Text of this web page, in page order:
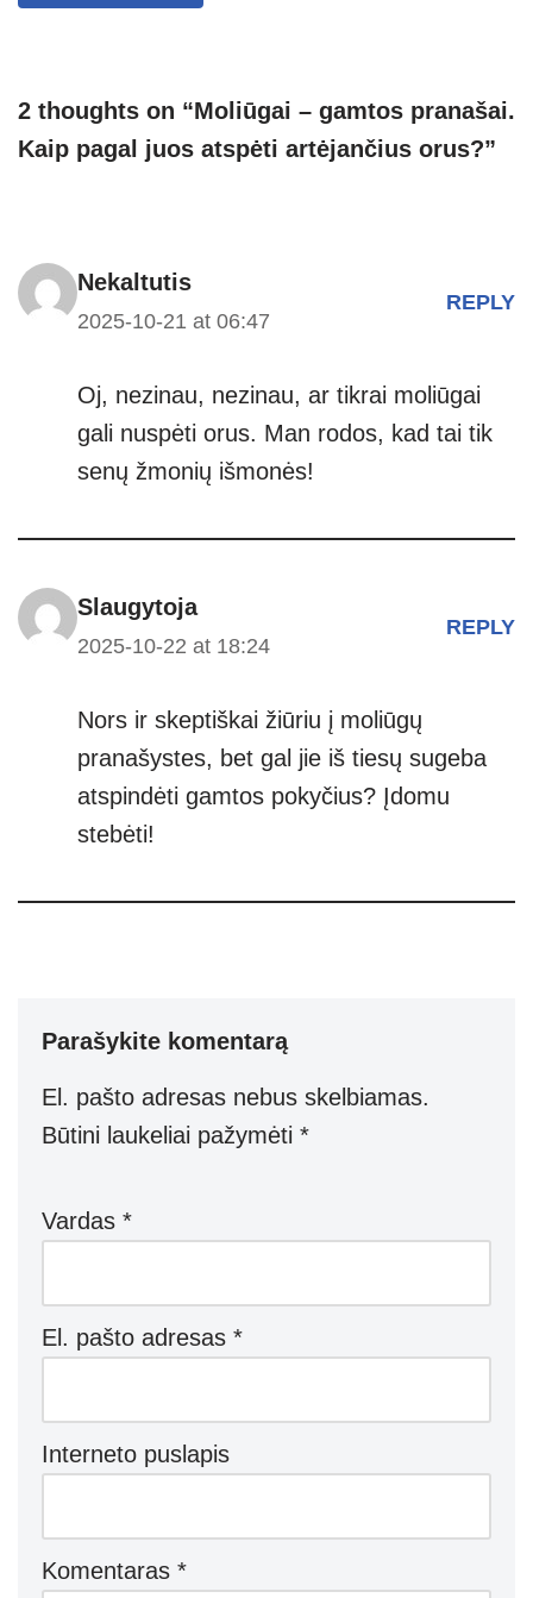
2 thoughts on “Moliūgai – gamtos pranašai.
Kaip pagal juos atspėti artėjančius orus?”
Nekaltutis
2025-10-21 at 06:47
REPLY
Oj, nezinau, nezinau, ar tikrai moliūgai
gali nuspėti orus. Man rodos, kad tai tik
senų žmonių išmonės!
Slaugytoja
2025-10-22 at 18:24
REPLY
Nors ir skeptiškai žiūriu į moliūgų
pranašystes, bet gal jie iš tiesų sugeba
atspindėti gamtos pokyčius? Įdomu
stebėti!
Parašykite komentarą
El. pašto adresas nebus skelbiamas.
Būtini laukeliai pažymėti *
Vardas *
El. pašto adresas *
Interneto puslapis
Komentaras *